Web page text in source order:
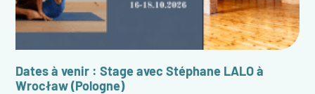
Dates à venir : Stage avec Stéphane LALO à
Wrocław (Pologne)